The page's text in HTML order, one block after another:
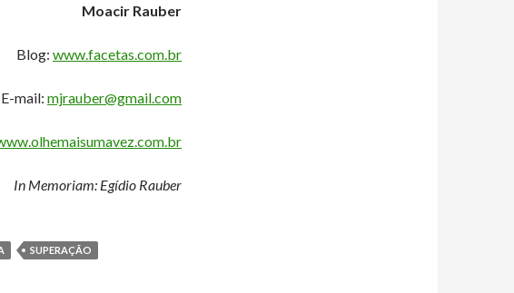
Moacir Rauber
Blog: www.facetas.com.br
E-mail: mjrauber@gmail.com
In Memoriam: Egídio Rauber
SUPERAÇÃO